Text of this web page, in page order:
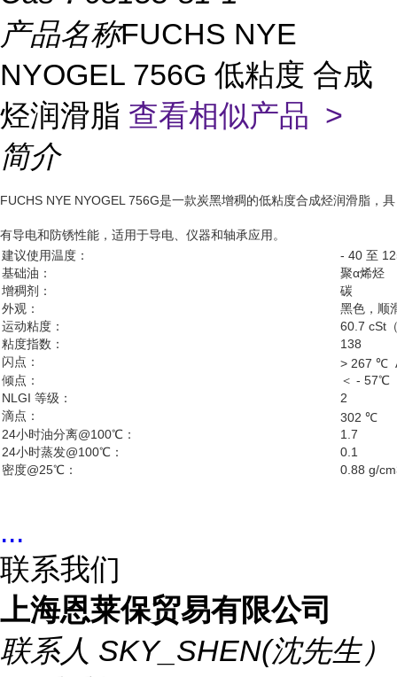
产品名称FUCHS NYE
NYOGEL 756G 低粘度 合成
烃润滑脂 查看相似产品 >
简介
FUCHS NYE NYOGEL 756G是一款炭黑增稠的低粘度合成烃润滑脂，具
有导电和防锈性能，适用于导电、仪器和轴承应用。
建议使用温度：
- 40 至
基础油：
聚α烯烃
增稠剂：
碳
外观：
黑色，顺
运动粘度：
60.7 cSt
粘度指数：
138
闪点：
> 267 ℃
倾点：
＜ - 57℃
NLGI 等级：
2
滴点：
302 ℃
24小时油分离@100℃：
1.7
24小时蒸发@100℃：
0.1
密度@25℃：
0.88 g/
...
联系我们
上海恩莱保贸易有限公司
联系人 SKY_SHEN(沈先生）